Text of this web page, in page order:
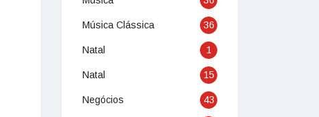
Música Clássica 36
Natal 1
Natal 15
Negócios 43